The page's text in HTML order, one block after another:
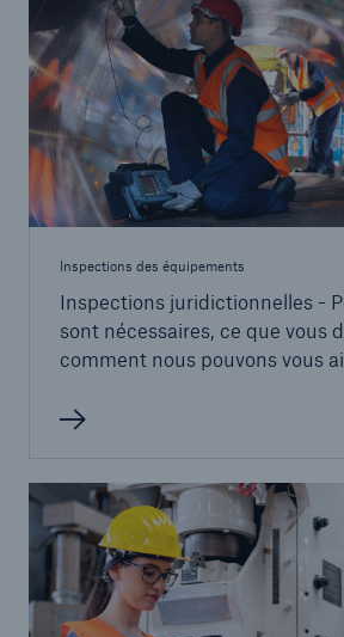
Inspections des équipements
Inspections juridictionnelles -
sont nécessaires, ce que vous
comment nous pouvons vous